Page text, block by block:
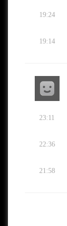
19:24
19:14
23:11
22:36
21:58